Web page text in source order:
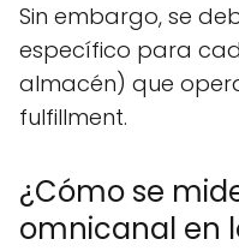
Sin embargo, se
específico para
almacén) que
fulfillment.
¿Cómo se
omnicanal en